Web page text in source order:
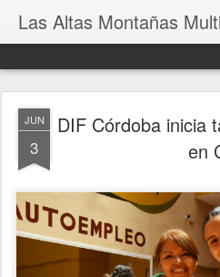
Las Altas Montañas
JUN
3
DIF Córdoba inicia
en